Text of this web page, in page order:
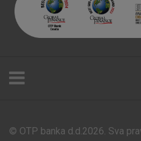
Poslovnice i bankomati
© OTP banka d.d.2026. Sva